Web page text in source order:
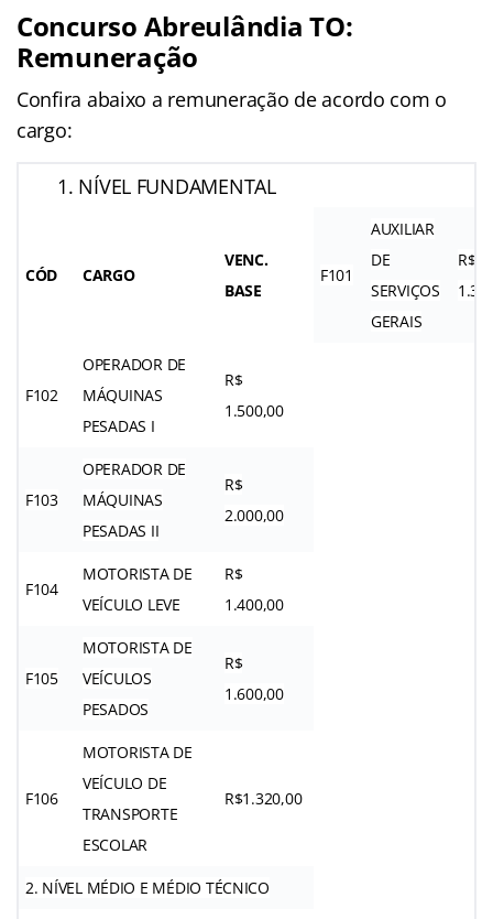
Concurso Abreulândia TO:
Remuneração
Confira abaixo a remuneração de acordo com o
cargo:
1. NÍVEL FUNDAMENTAL
CÓD CARGO
VENC.
BASE
F101
AUXILIAR
DE
SERVIÇOS
GERAIS
R$
F102
OPERADOR DE
MÁQUINAS
PESADAS I
R$
1.500,00
F103
OPERADOR DE
MÁQUINAS
PESADAS II
R$
2.000,00
F104
MOTORISTA DE
VEÍCULO LEVE
R$
1.400,00
F105
MOTORISTA DE
VEÍCULOS
PESADOS
R$
1.600,00
F106
MOTORISTA DE
VEÍCULO DE
TRANSPORTE
ESCOLAR
R$1.320,00
2. NÍVEL MÉDIO E MÉDIO TÉCNICO